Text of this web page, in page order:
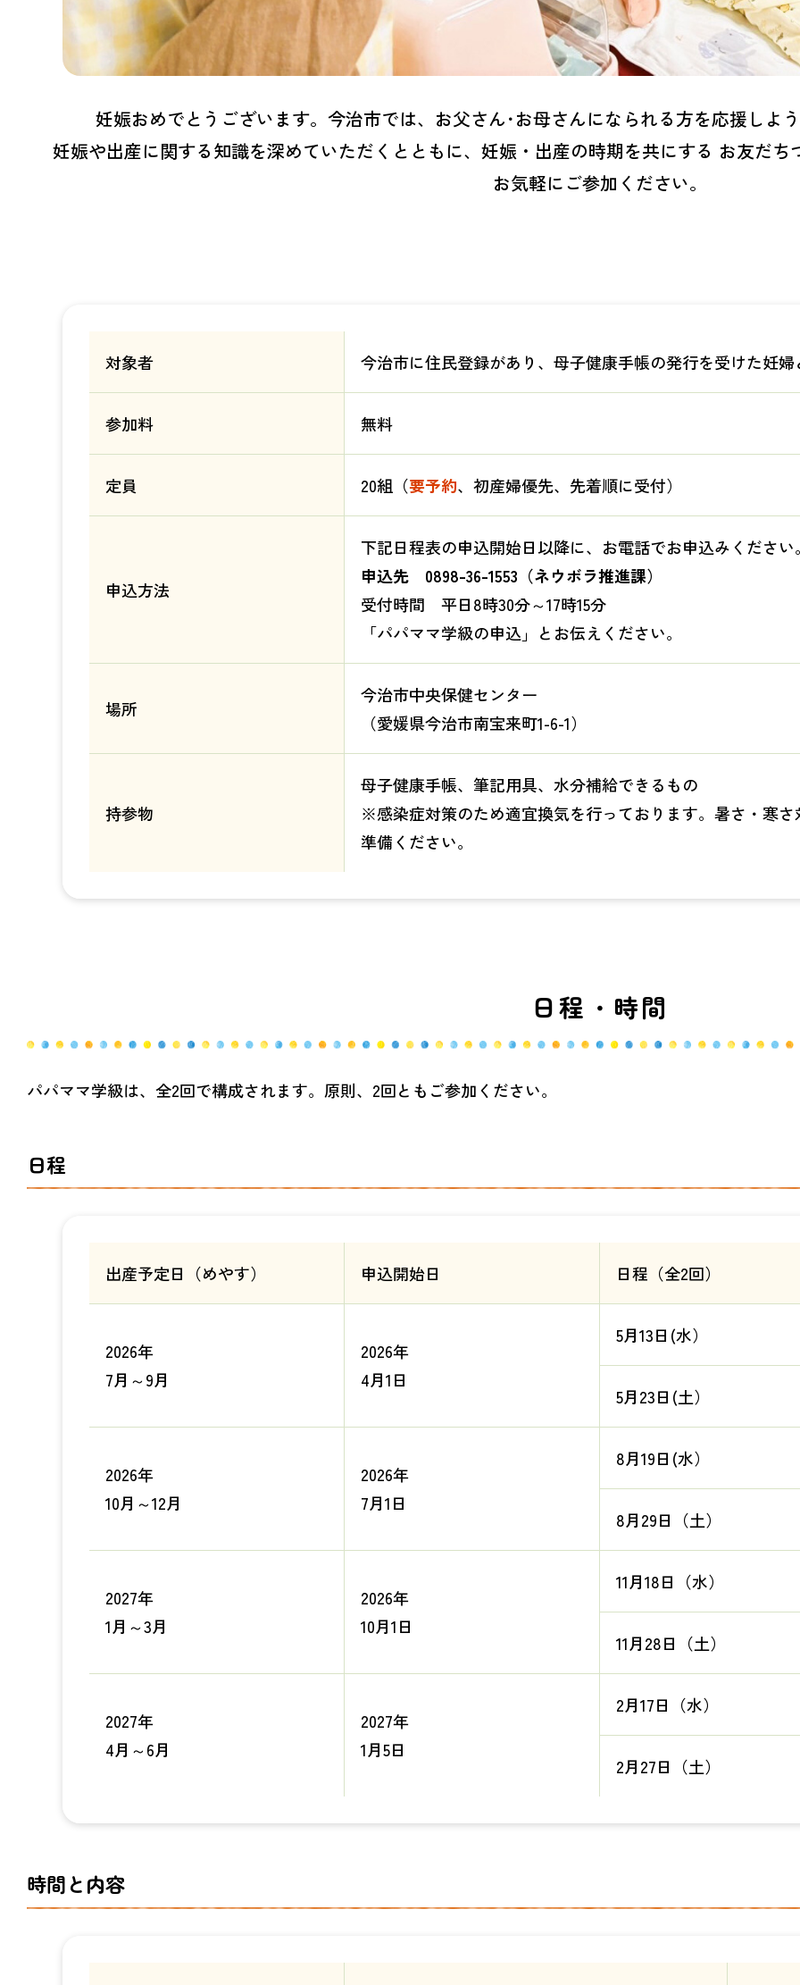
妊娠おめでとうございます。今治市では、お父さん･お母さんになられる方を応援しよ
妊娠や出産に関する知識を深めていただくとともに、妊娠・出産の時期を共にする お友だ
お気軽にご参加ください。
対象者 今治市に住民登録があり、母子健康手帳の発行を受けた妊
参加料 無料
定員 20組（要予約、初産婦優先、先着順に受付）
申込方法
下記日程表の申込開始日以降に、お電話でお申込みください
申込先 0898-36-1553（ネウボラ推進課）
受付時間 平日8時30分～17時15分
「パパママ学級の申込」とお伝えください。
場所
今治市中央保健センター
（愛媛県今治市南宝来町1-6-1）
持参物
母子健康手帳、筆記用具、水分補給できるもの
※感染症対策のため適宜換気を行っております。暑さ・寒
準備ください。
日程・時間
パパママ学級は、全2回で構成されます。原則、2回ともご参加ください。
日程
出産予定日（めやす） 申込開始日 日程（全2回）
2026年
7月～9月
2026年
4月1日
5月13日(水）
5月23日(土）
2026年
10月～12月
2026年
7月1日
8月19日(水）
8月29日（土）
2027年
1月～3月
2026年
10月1日
11月18日（水）
11月28日（土）
2027年
4月～6月
2027年
1月5日
2月17日（水）
2月27日（土）
時間と内容